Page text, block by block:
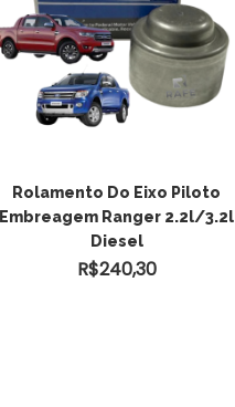
ADICIONAR AO
CARRINHO
Rolamento Do Eixo Piloto
Embreagem Ranger 2.2l/3.2l
Diesel
R$240,30